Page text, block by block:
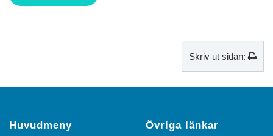
Skriv ut sidan:
Huvudmeny Övriga länkar